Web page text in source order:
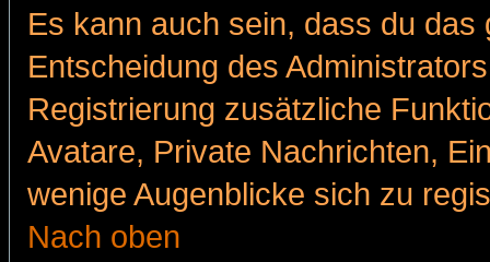
Es kann auch sein, dass du
Entscheidung des
Registrierung zusätzliche
Avatare, Private Nachrichten,
wenige Augenblicke sich zu
Nach oben